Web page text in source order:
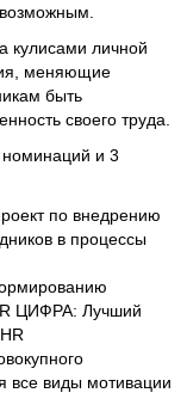
кулисами личной
меняющие
быть
своего труда.
и 3
по внедрению
в процессы
ЦИФРА: Лучший
все виды мотивации